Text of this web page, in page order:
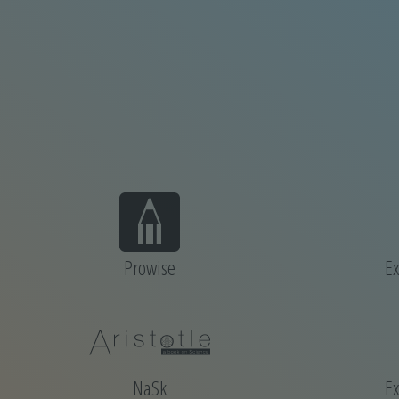
Prowise
NaSk